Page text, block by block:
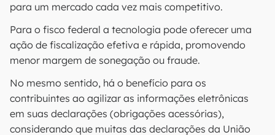
para um mercado cada vez mais competitivo.
Para o fisco federal a tecnologia pode oferecer uma
ação de fiscalização efetiva e rápida, promovendo
menor margem de sonegação ou fraude.
No mesmo sentido, há o benefício para os
contribuintes ao agilizar as informações eletrônicas
em suas declarações (obrigações acessórias),
considerando que muitas das declarações da União